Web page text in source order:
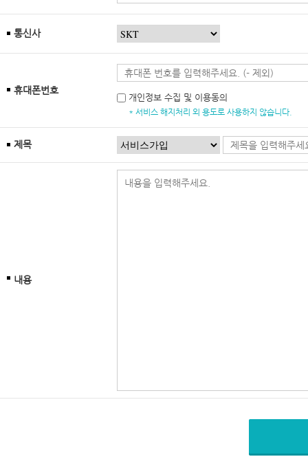
통신사
휴대폰번호
개인정보 수집 및 이용동의
* 서비스 해지처리 외 용도로 사용하지 않습니다.
제목
내용